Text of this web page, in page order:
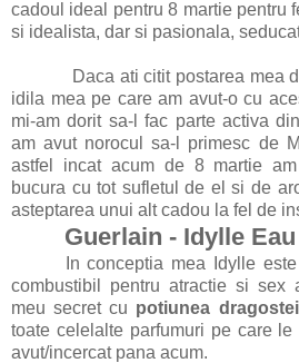
cadoul ideal pentru 8 martie pentru
si idealista, dar si pasionala,
Daca ati citit postarea mea
idila mea pe care am avut-o cu
mi-am dorit sa-l fac parte activa
am avut norocul sa-l primesc de
astfel incat acum de 8 martie
bucura cu tot sufletul de el si de
asteptarea unui alt cadou la fel de
Guerlain - Idylle Eau
In conceptia mea Idylle este
combustibil pentru atractie si sex
meu secret cu potiunea dragostei
toate celelalte parfumuri pe care
avut/incercat pana acum.